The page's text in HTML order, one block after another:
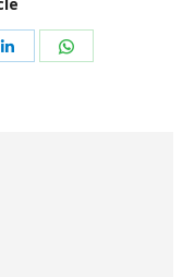
Поделиться